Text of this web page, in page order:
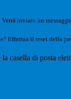
Verrà inviato un
Effettua il reset della
casella di posta